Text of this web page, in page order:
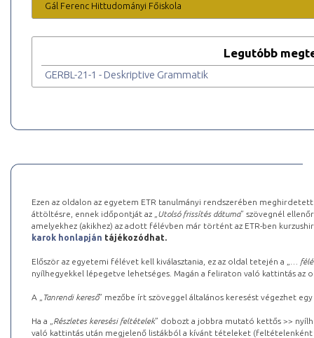
Gál Ferenc Hittudományi Főiskola
Legutóbb
GERBL-21-1 - Deskriptive Grammatik
Ezen az oldalon az egyetem ETR tanulmányi rendszerében
áttöltésre, ennek időpontját az „ Utolsó frissítés dátuma” szövegnél
amelyekhez (akikhez) az adott félévben már történt az ETR-ben
karok honlapján tájékozódhat.
Először az egyetemi félévet kell kiválasztania, ez az oldal tetején a „
…
nyílhegyekkel lépegetve lehetséges. Magán a feliraton való kattintás az
A „ Tanrendi kereső” mezőbe írt szöveggel általános keresést végezhet
Ha a „ Részletes keresési feltételek” dobozt a jobbra mutató kettős >>
való kattintás után megjelenő listákból a kívánt tételeket (feltételenként